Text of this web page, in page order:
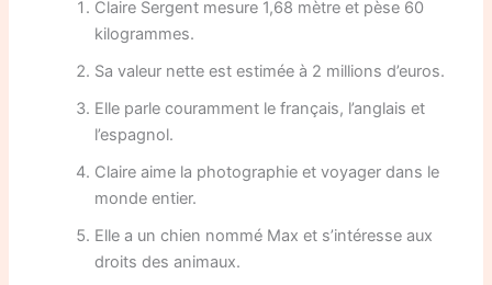
Claire Sergent mesure 1,68 mètre et pèse 60
kilogrammes.
Sa valeur nette est estimée à 2 millions d’euros.
Elle parle couramment le français, l’anglais et
l’espagnol.
Claire aime la photographie et voyager dans le
monde entier.
Elle a un chien nommé Max et s’intéresse aux
droits des animaux.